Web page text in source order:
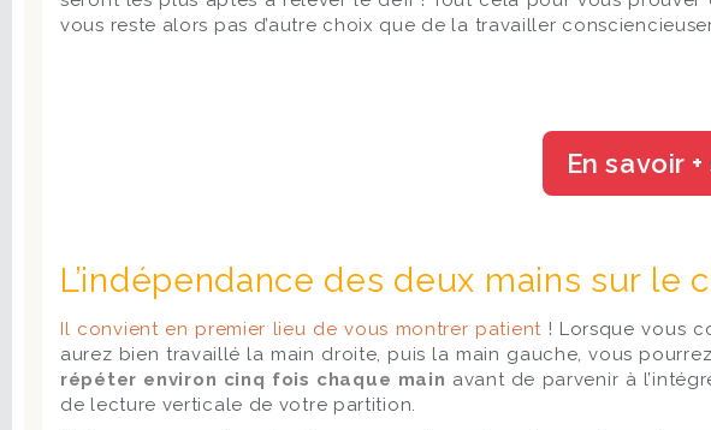
vous reste alors pas d’autre choix que de la travailler
L’indépendance des deux mains sur le
Il convient en premier lieu de vous montrer patient ! Lorsque vous
aurez bien travaillé la main droite, puis la main gauche, vous
répéter environ cinq fois chaque main avant de parvenir à
de lecture verticale de votre partition.